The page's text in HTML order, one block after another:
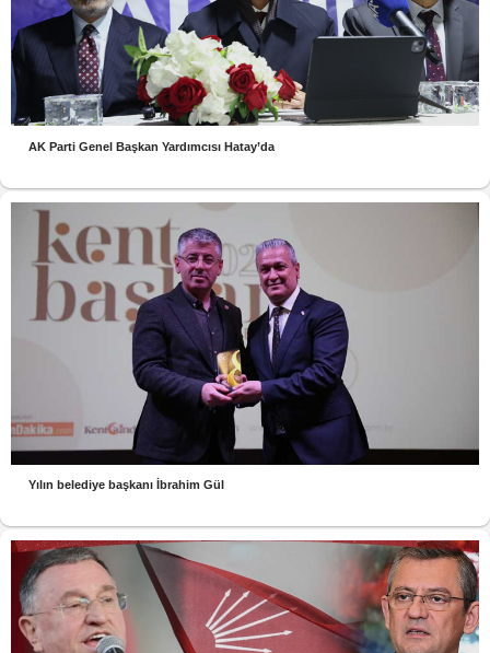
AK Parti Genel Başkan Yardımcısı Hatay’da
Yılın belediye başkanı İbrahim Gül